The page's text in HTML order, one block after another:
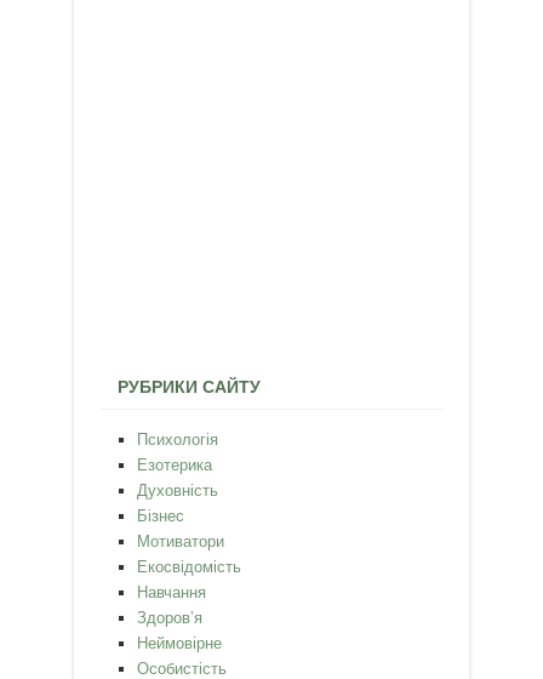
РУБРИКИ САЙТУ
Психологія
Езотерика
Духовність
Бізнес
Мотиватори
Екосвідомість
Навчання
Здоров’я
Неймовірне
Особистість